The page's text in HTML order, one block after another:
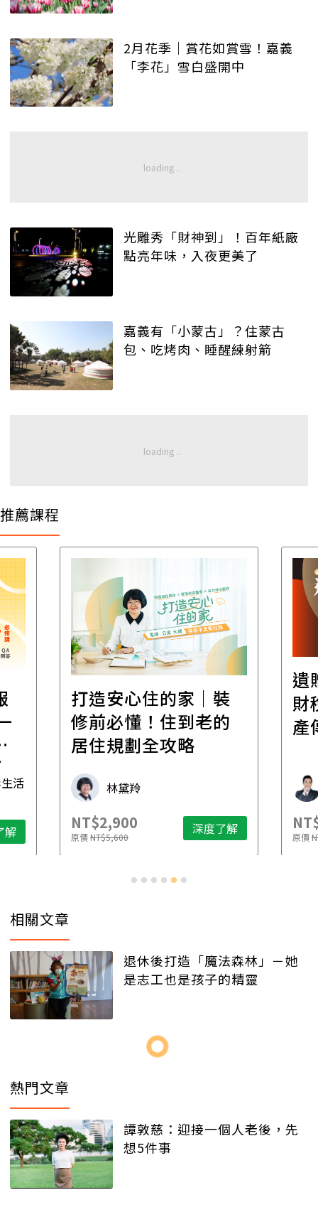
2月花季｜賞花如賞雪！嘉義
「李花」雪白盛開中
光雕秀「財神到」！百年紙廠
點亮年味，入夜更美了
嘉義有「小蒙古」？住蒙古
包、吃烤肉、睡醒練射箭
推薦課程
活
解
打造安心住的家｜裝
修前必懂！住到老的
居住規劃全攻略
林黛羚
NT$2,900
原價NT$5,600 深度了解
遺
財
產
原價
相關文章
退休後打造「魔法森林」－她
是志工也是孩子的精靈
熱門文章
譚敦慈：迎接一個人老後，先
想5件事